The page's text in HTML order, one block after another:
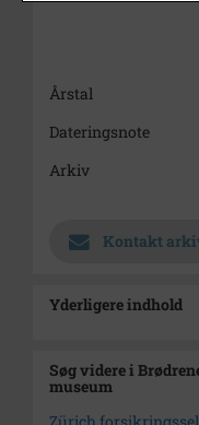
Årstal
Dateringsnote
Arkiv
Kontakt
Yderligere indhold
Søg videre i
museum